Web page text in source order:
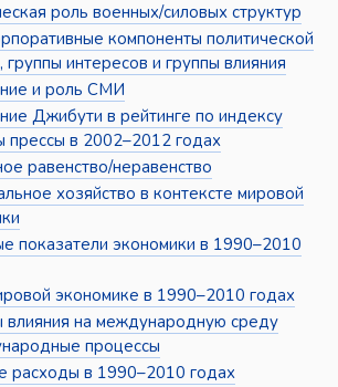
роль военных/силовых структур
компоненты политической
группы интересов и группы влияния
и роль СМИ
Джибути в рейтинге по индексу
прессы в 2002–2012 годах
равенство/неравенство
хозяйство в контексте мировой
показатели экономики в 1990–2010
экономике в 1990–2010 годах
влияния на международную среду
процессы
расходы в 1990–2010 годах